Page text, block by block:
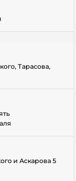
Тарасова,
и Аскарова 5